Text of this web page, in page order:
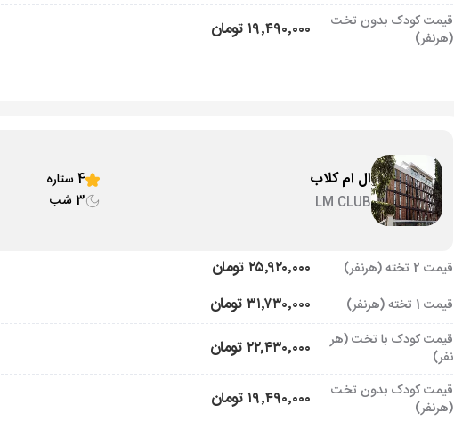
قیمت کودک بدون تخت
(هرنفر)
۱۹٬۴۹۰٬۰۰۰ تومان
ال ام کلاب
LM CLUB
4 ستاره
3 شب
قیمت 2 تخته (هرنفر) ۲۵٬۹۲۰٬۰۰۰ تومان
قیمت 1 تخته (هرنفر) ۳۱٬۷۳۰٬۰۰۰ تومان
قیمت کودک با تخت (هر
نفر)
۲۲٬۴۳۰٬۰۰۰ تومان
قیمت کودک بدون تخت
(هرنفر)
۱۹٬۴۹۰٬۰۰۰ تومان